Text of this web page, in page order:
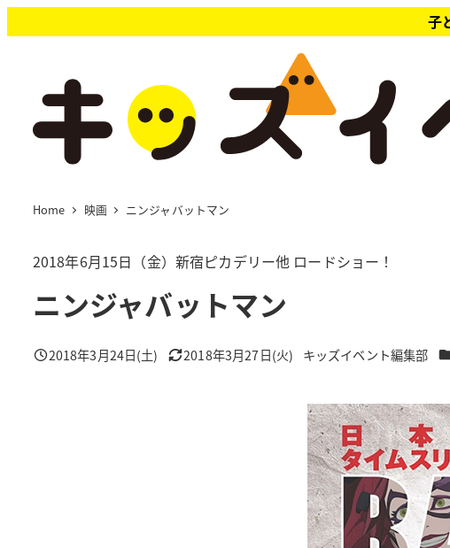
イ
子
Home 映画 ニンジャバットマン
2018年6月15日（金）新宿ピカデリー他 ロードショー！
ニンジャバットマン
投稿日
2018年3月24日(土) 更新日
2018年3月27日(火)
著
キッズイベント編集部